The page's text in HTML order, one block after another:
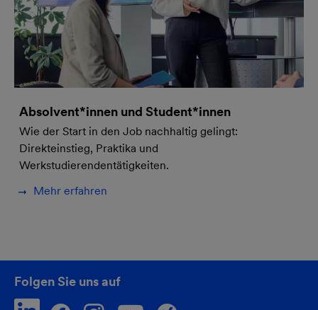
Absolvent*innen und Student*innen
Wie der Start in den Job nachhaltig gelingt:
Direkteinstieg, Praktika und
Werkstudierendentätigkeiten.
Mehr erfahren
Folgen Sie uns auf